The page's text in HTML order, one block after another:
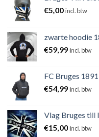
€5,00incl. btw
zwarte hoodie
€59,99incl. btw
FC Bruges
€54,99incl. btw
Vlag Bruges till
€15,00incl. btw